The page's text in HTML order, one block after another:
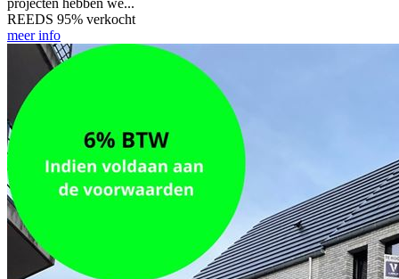
REEDS 95% verkocht
meer info